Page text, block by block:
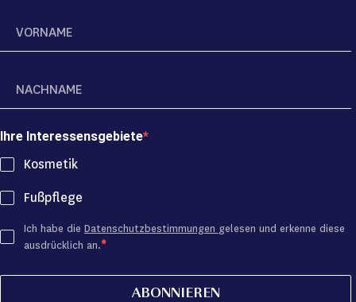
Ihre Interessensgebiete
Kosmetik
Fußpflege
Ich habe die Datenschutzbestimmungen gelesen und erkenne diese
ausdrücklich an.
ABONNIEREN